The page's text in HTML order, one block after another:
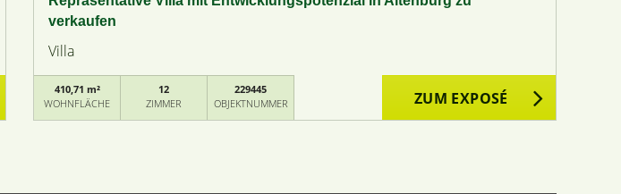
verkaufen
Villa
410,71 m²
WOHNFLÄCHE
12
ZIMMER
229445
OBJEKTNUMMER
ZUM EXPOSÉ